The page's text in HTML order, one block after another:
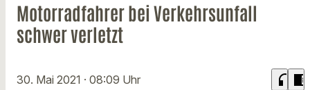
Motorradfahrer bei Verkehrsunfall
schwer verletzt
30. Mai 2021 · 08:09 Uhr headphones chrome_reader_mode